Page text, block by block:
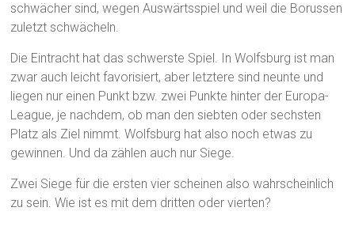
schwächer sind, wegen Auswärtsspiel und weil die Borussen
zuletzt schwächeln.
Die Eintracht hat das schwerste Spiel. In Wolfsburg ist man
zwar auch leicht favorisiert, aber letztere sind neunte und
liegen nur einen Punkt bzw. zwei Punkte hinter der Europa-
League, je nachdem, ob man den siebten oder sechsten
Platz als Ziel nimmt. Wolfsburg hat also noch etwas zu
gewinnen. Und da zählen auch nur Siege.
Zwei Siege für die ersten vier scheinen also wahrscheinlich
zu sein. Wie ist es mit dem dritten oder vierten?